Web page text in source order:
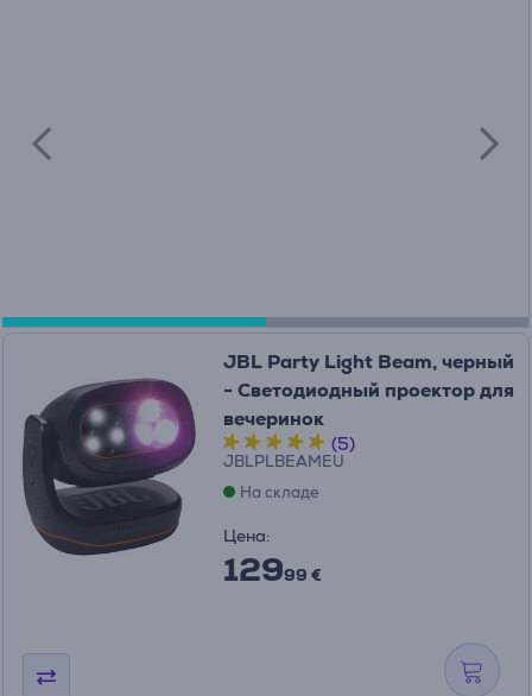
JBL Party Light Beam, черный
- Светодиодный проектор для
вечеринок
(5)
JBLPLBEAMEU
На складе
Цена:
12999 €